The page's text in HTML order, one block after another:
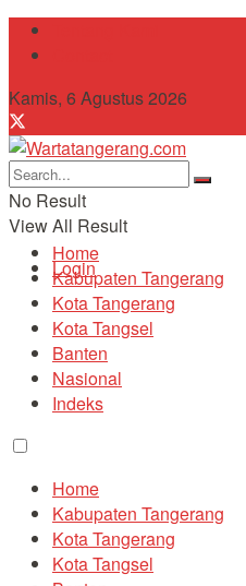
Kamis, 6 Agustus 2026
No Result
View All Result
Login
Home
Kabupaten Tangerang
Kota Tangerang
Kota Tangsel
Banten
Nasional
Indeks
Home
Kabupaten Tangerang
Kota Tangerang
Kota Tangsel